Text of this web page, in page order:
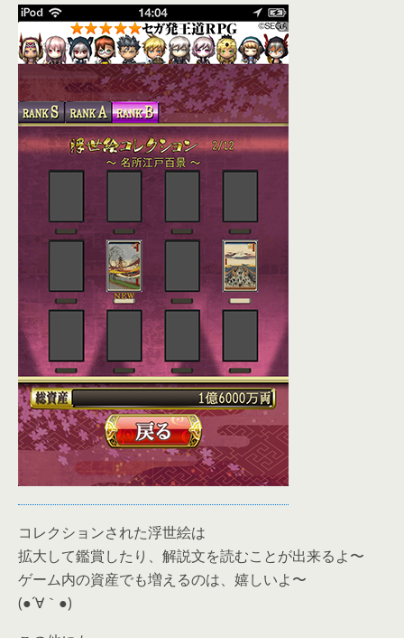
コレクションされた浮世絵は
拡大して鑑賞したり、解説文を読むことが出来るよ〜
ゲーム内の資産でも増えるのは、嬉しいよ〜
(●´∀｀●)